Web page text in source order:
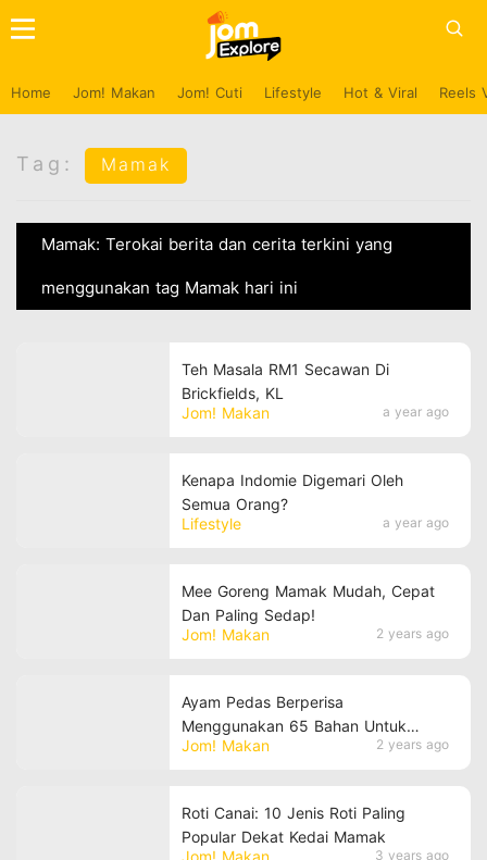
Home Jom! Makan Jom! Cuti Lifestyle Hot & Viral Reels
Tag: Mamak
Mamak: Terokai berita dan cerita terkini yang
menggunakan tag Mamak hari ini
Jom! Makan a year ago
Teh Masala RM1 Secawan Di
Brickfields, KL
Lifestyle a year ago
Kenapa Indomie Digemari Oleh
Semua Orang?
Jom! Makan 2 years ago
Mee Goreng Mamak Mudah, Cepat
Dan Paling Sedap!
Jom! Makan 2 years ago
Ayam Pedas Berperisa
Menggunakan 65 Bahan Untuk
Masak!
Jom! Makan 3 years ago
Roti Canai: 10 Jenis Roti Paling
Popular Dekat Kedai Mamak